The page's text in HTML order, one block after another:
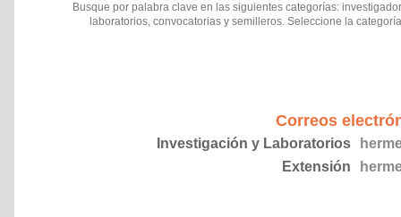
Busque por palabra clave en las siguientes categorías:
laboratorios, convocatorias y semilleros. Seleccione la
Correos
Investigación y Laboratorios
Extensión